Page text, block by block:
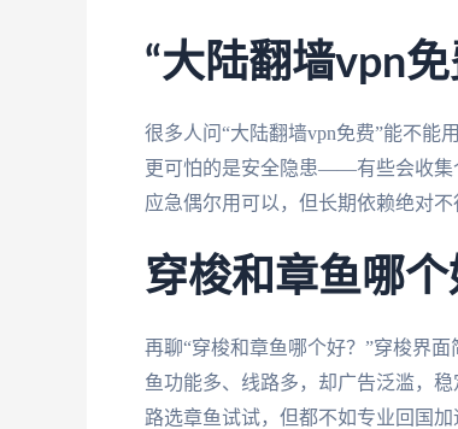
“大陆翻墙vpn
很多人问“大陆翻墙vpn免费”能不能
更可怕的是安全隐患——有些会收集
应急偶尔用可以，但长期依赖绝对不
穿梭和章鱼哪
再聊“穿梭和章鱼哪个好？”穿梭界
鱼功能多、线路多，却广告泛滥，
路选章鱼试试，但都不如专业回国加